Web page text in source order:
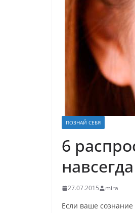
ПОЗНАЙ СЕБЯ
6
навсегда
27.07.2015 mira
Если ваше сознание